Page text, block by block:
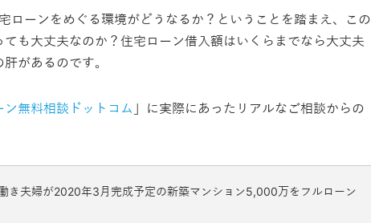
ローンをめぐる環境がどうなるか？ということを踏まえ、この
も大丈夫なのか？住宅ローン借入額はいくらまでなら大丈夫
があるのです。
ン無料相談ドットコム 」に実際にあったリアルなご相談からの
き夫婦が2020年3月完成予定の新築マンション5,000万をフルローン